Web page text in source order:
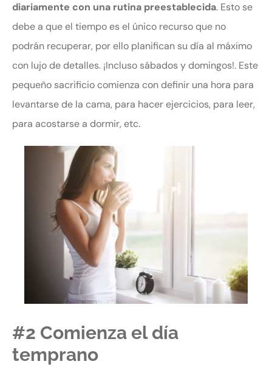
diariamente con una rutina preestablecida. Esto se
debe a que el tiempo es el único recurso que no
podrán recuperar, por ello planifican su día al máximo
con lujo de detalles. ¡Incluso sábados y domingos!. Este
pequeño sacrificio comienza con definir una hora para
levantarse de la cama, para hacer ejercicios, para leer,
para acostarse a dormir, etc.
#2 Comienza el día
temprano